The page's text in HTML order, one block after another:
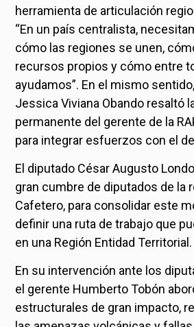
herramienta de articulación
“En un país centralista,
cómo las regiones se unen,
recursos propios y cómo entre
ayudamos”. En el mismo
Jessica Viviana Obando resaltó
permanente del gerente de la
para integrar esfuerzos con el
El diputado César Augusto
gran cumbre de diputados de la
Cafetero, para consolidar este
definir una ruta de trabajo que
en una Región Entidad Territorial.
En su intervención ante los
el gerente Humberto Tobón
estructurales de gran impacto,